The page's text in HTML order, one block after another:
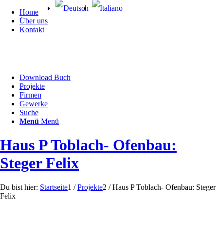
Home
Über uns
Kontakt
Download Buch
Projekte
Firmen
Gewerke
Suche
Menü Menü
Haus P Toblach- Ofenbau:
Steger Felix
Du bist hier: Startseite1 / Projekte2 / Haus P Toblach- Ofenbau: Steger
Felix